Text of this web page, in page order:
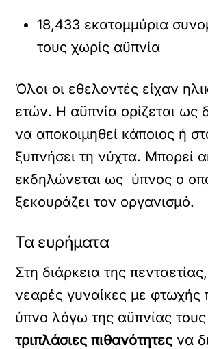
18,433 εκατομμύρια
τους χωρίς αϋπνία
Όλοι οι εθελοντές είχαν
ετών. Η αϋπνία ορίζεται ως
να αποκοιμηθεί κάποιος ή
ξυπνήσει τη νύχτα. Μπορεί
εκδηλώνεται ως ύπνος ο
ξεκουράζει τον οργανισμό.
Τα ευρήματα
Στη διάρκεια της πενταετίας,
νεαρές γυναίκες με φτωχής
ύπνο λόγω της αϋπνίας τους
τριπλάσιες πιθανότητεςνα